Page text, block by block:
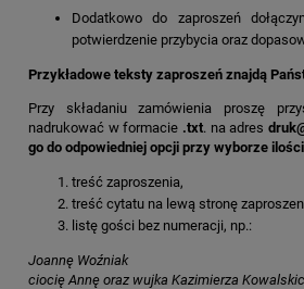
Dodatkowo do zaproszeń
potwierdzenie przybycia oraz
Przykładowe teksty zaproszeń znajdą
Przy składaniu zamówienia proszę
nadrukować w formacie .txt. na adres
go do odpowiedniej opcji przy wyborze
treść zaproszenia,
treść cytatu na lewą stronę
listę gości bez numeracji, np.:
Joannę Woźniak
ciocię Annę oraz wujka Kazimierza